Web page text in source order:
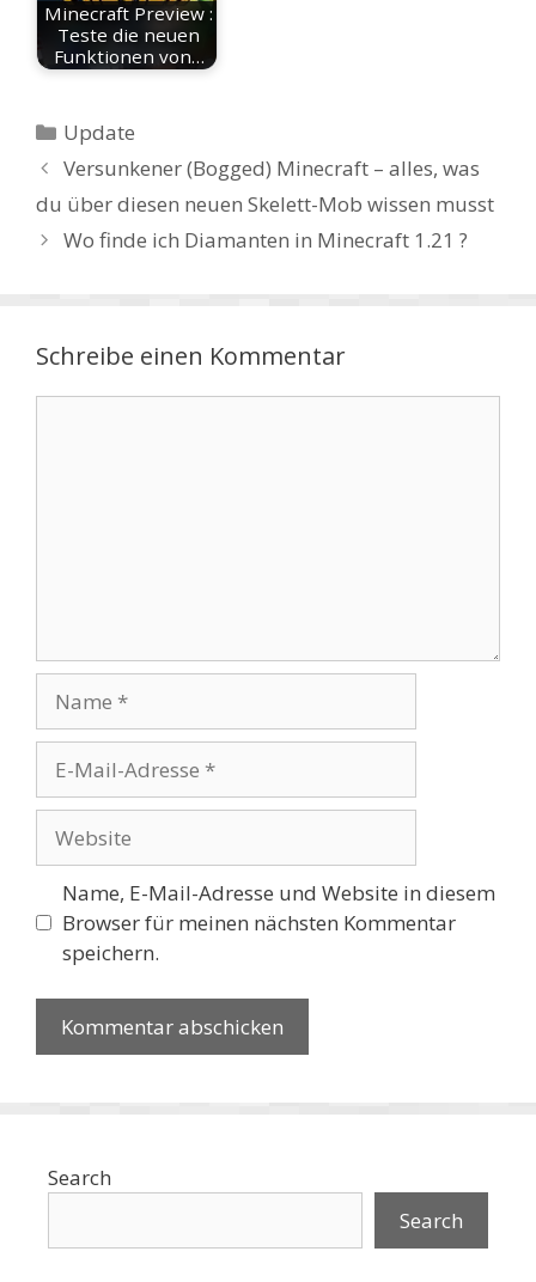
Minecraft Preview :
Teste die neuen
Funktionen von…
Kategorien
Update
Versunkener (Bogged) Minecraft – alles, was
du über diesen neuen Skelett-Mob wissen musst
Wo finde ich Diamanten in Minecraft 1.21 ?
Schreibe einen Kommentar
Mail-
Adresse
Name, E-Mail-Adresse und Website in diesem
Browser für meinen nächsten Kommentar
speichern.
Search
Search